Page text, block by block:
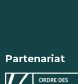
Partenariat